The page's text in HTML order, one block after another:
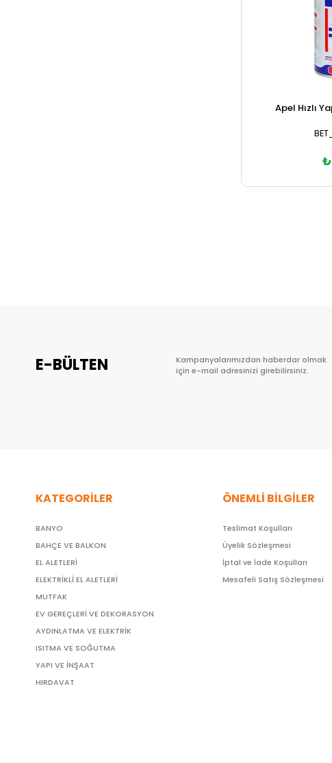
Apel Hızlı
E-BÜLTEN
Kampanyalarımızdan haberdar olmak
için e-mail adresinizi girebilirsiniz.
KATEGORİLER
BANYO
BAHÇE VE BALKON
EL ALETLERİ
ELEKTRİKLİ EL ALETLERİ
MUTFAK
EV GEREÇLERİ VE DEKORASYON
AYDINLATMA VE ELEKTRİK
ISITMA VE SOĞUTMA
YAPI VE İNŞAAT
HIRDAVAT
ÖNEMLİ BİLGİLER
Teslimat Koşulları
Üyelik Sözleşmesi
İptal ve İade Koşulları
Mesafeli Satış Sözleşmesi